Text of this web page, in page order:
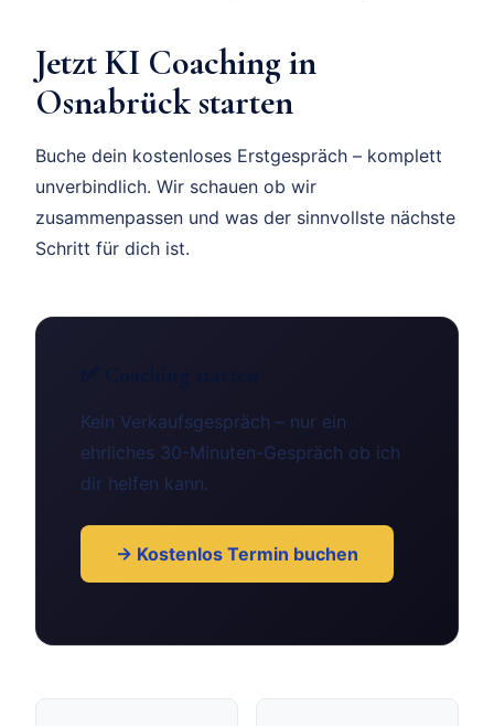
Jetzt KI Coaching in
Osnabrück starten
Buche dein kostenloses Erstgespräch – komplett
unverbindlich. Wir schauen ob wir
zusammenpassen und was der sinnvollste nächste
Schritt für dich ist.
Kein Verkaufsgespräch – nur ein
ehrliches 30-Minuten-Gespräch ob ich
dir helfen kann.
→ Kostenlos Termin buchen